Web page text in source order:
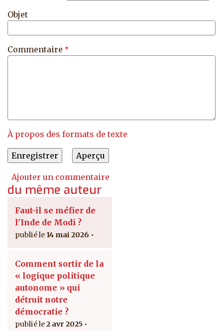
Objet
Commentaire
À propos des formats de texte
Ajouter un commentaire
du même auteur
Faut-il se méfier de
l'Inde de Modi ?
14 mai 2026
Comment sortir de la
« logique politique
autonome » qui
détruit notre
démocratie ?
2 avr 2025